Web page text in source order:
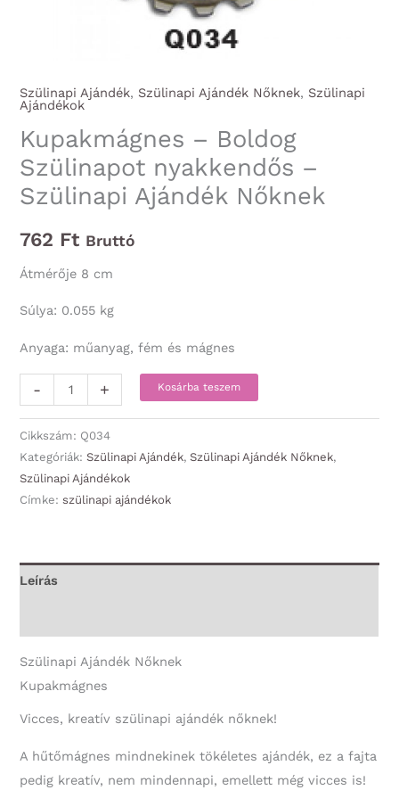
Szülinapi Ajándék, Szülinapi Ajándék Nőknek, Szülinapi
Ajándékok
Kupakmágnes – Boldog
Szülinapot nyakkendős –
Szülinapi Ajándék Nőknek
762 Ft Bruttó
Átmérője 8 cm
Súlya: 0.055 kg
Anyaga: műanyag, fém és mágnes
-
Kupakmágnes
-
Boldog
Szülinapot
nyakkendős
-
Nőknek
+ Kosárba teszem
Cikkszám: Q034
Kategóriák:Szülinapi Ajándék,Szülinapi Ajándék Nőknek,
Szülinapi Ajándékok
Címke:szülinapi ajándékok
Leírás
Szülinapi Ajándék Nőknek
Kupakmágnes
Vicces, kreatív szülinapi ajándék nőknek!
A hűtőmágnes mindnekinek tökéletes ajándék, ez a fajta
pedig kreatív, nem mindennapi, emellett még vicces is!